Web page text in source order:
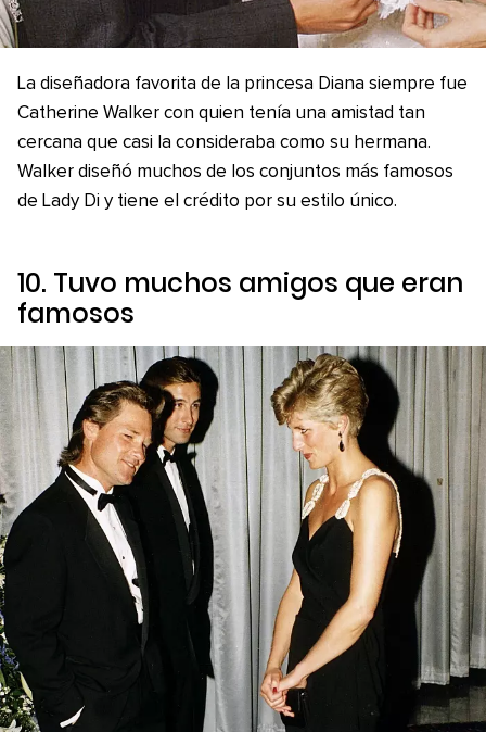
La diseñadora favorita de la princesa Diana siempre fue
Catherine Walker con quien tenía una amistad tan
cercana que casi la consideraba como su hermana.
Walker diseñó muchos de los conjuntos más famosos
de Lady Di y tiene el crédito por su estilo único.
10. Tuvo muchos amigos que eran
famosos